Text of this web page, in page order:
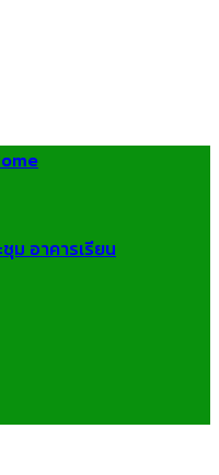
ม อาคารเรียน